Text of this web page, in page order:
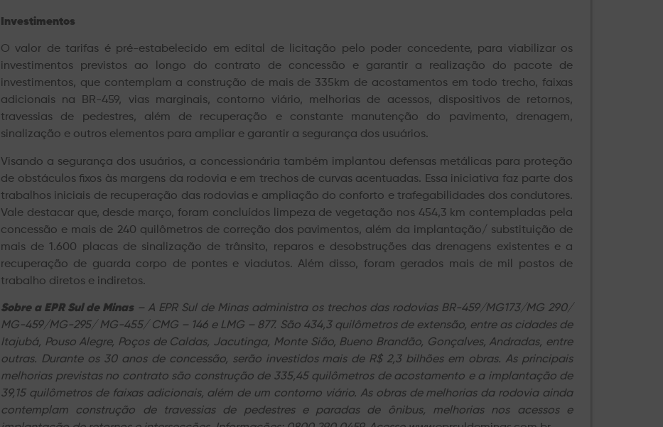
Investimentos
O valor de tarifas é pré-estabelecido em edital de licitação pelo poder concedente, para viabilizar os
investimentos previstos ao longo do contrato de concessão e garantir a realização do pacote de
investimentos, que contemplam a construção de mais de 335km de acostamentos em todo trecho, faixas
adicionais na BR-459, vias marginais, contorno viário, melhorias de acessos, dispositivos de retornos,
travessias de pedestres, além de recuperação e constante manutenção do pavimento, drenagem,
sinalização e outros elementos para ampliar e garantir a segurança dos usuários.
Visando a segurança dos usuários, a concessionária também implantou defensas metálicas para proteção
de obstáculos fixos às margens da rodovia e em trechos de curvas acentuadas. Essa iniciativa faz parte dos
trabalhos iniciais de recuperação das rodovias e ampliação do conforto e trafegabilidades dos condutores.
Vale destacar que, desde março, foram concluídos limpeza de vegetação nos 454,3 km contempladas pela
concessão e mais de 240 quilômetros de correção dos pavimentos, além da implantação/ substituição de
mais de 1.600 placas de sinalização de trânsito, reparos e desobstruções das drenagens existentes e a
recuperação de guarda corpo de pontes e viadutos. Além disso, foram gerados mais de mil postos de
trabalho diretos e indiretos.
Sobre a EPR Sul de Minas– A EPR Sul de Minas administra os trechos das rodovias BR-459/MG173/MG 290/
MG-459/MG-295/ MG-455/ CMG – 146 e LMG – 877. São 434,3 quilômetros de extensão, entre as cidades de
Itajubá, Pouso Alegre, Poços de Caldas, Jacutinga, Monte Sião, Bueno Brandão, Gonçalves, Andradas, entre
outras. Durante os 30 anos de concessão, serão investidos mais de R$ 2,3 bilhões em obras. As principais
melhorias previstas no contrato são construção de 335,45 quilômetros de acostamento e a implantação de
39,15 quilômetros de faixas adicionais, além de um contorno viário. As obras de melhorias da rodovia ainda
contemplam construção de travessias de pedestres e paradas de ônibus, melhorias nos acessos e